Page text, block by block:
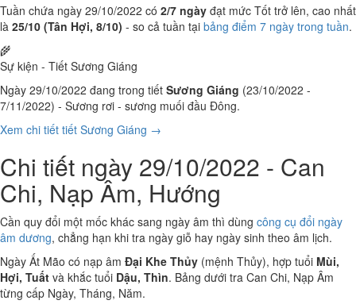
Tuần chứa ngày 29/10/2022 có 2/7 ngày đạt mức Tốt trở lên, cao nhất
là 25/10 (Tân Hợi, 8/10) - so cả tuần tại bảng điểm 7 ngày trong tuần.
🌾
Sự kiện - Tiết Sương Giáng
Ngày 29/10/2022 đang trong tiết Sương Giáng (23/10/2022 -
7/11/2022) - Sương rơi - sương muối đầu Đông.
Xem chi tiết tiết Sương Giáng →
Chi tiết ngày 29/10/2022 - Can
Chi, Nạp Âm, Hướng
Cần quy đổi một mốc khác sang ngày âm thì dùng công cụ đổi ngày
âm dương, chẳng hạn khi tra ngày giỗ hay ngày sinh theo âm lịch.
Ngày Ất Mão có nạp âm Đại Khe Thủy (mệnh Thủy), hợp tuổi Mùi,
Hợi, Tuất và khắc tuổi Dậu, Thìn. Bảng dưới tra Can Chi, Nạp Âm
từng cấp Ngày, Tháng, Năm.